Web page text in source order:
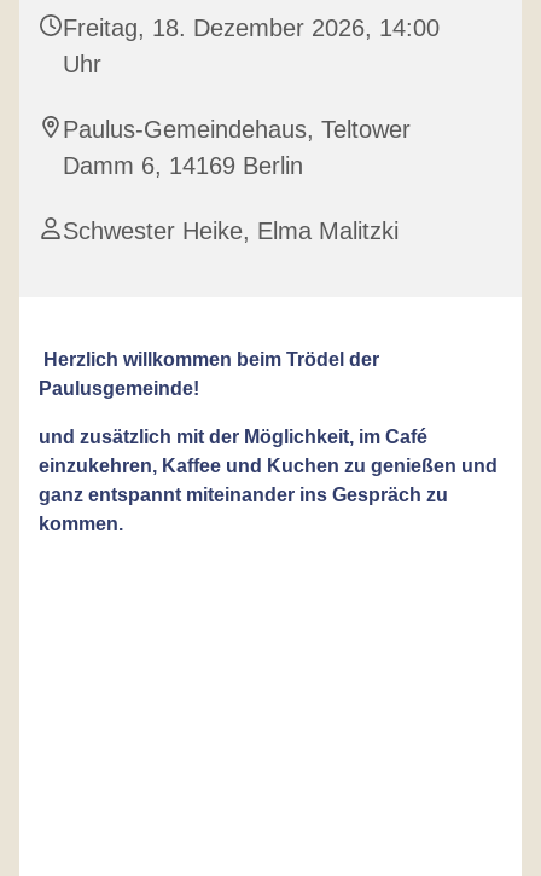
Freitag, 18. Dezember 2026, 14:00
Uhr
Paulus-Gemeindehaus, Teltower
Damm 6, 14169 Berlin
Schwester Heike, Elma Malitzki
Herzlich willkommen beim Trödel der
Paulusgemeinde!
und zusätzlich mit der Möglichkeit, im Café
einzukehren, Kaffee und Kuchen zu genießen und
ganz entspannt miteinander ins Gespräch zu
kommen.